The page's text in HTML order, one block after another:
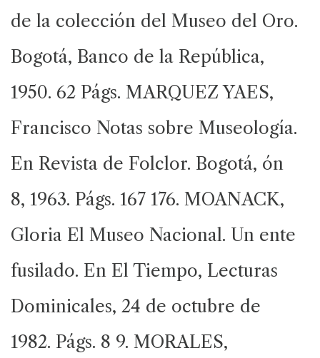
de la colección del Museo del Oro.
Bogotá, Banco de la República,
1950. 62 Págs. MARQUEZ YAES,
Francisco Notas sobre Museología.
En Revista de Folclor. Bogotá, ón
8, 1963. Págs. 167 176. MOANACK,
Gloria El Museo Nacional. Un ente
fusilado. En El Tiempo, Lecturas
Dominicales, 24 de octubre de
1982. Págs. 8 9. MORALES,